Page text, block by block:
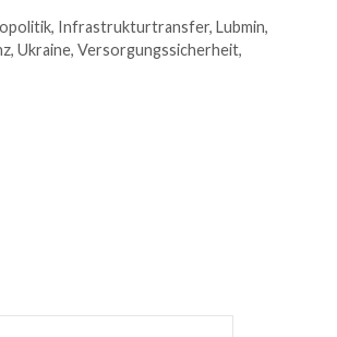
, Infrastrukturtransfer, Lubmin,
, Ukraine, Versorgungssicherheit,